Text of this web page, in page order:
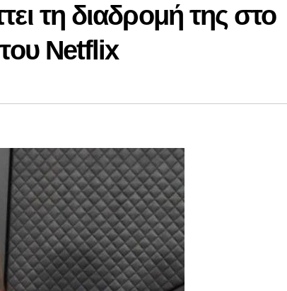
τη διαδρομή της στο
Netflix